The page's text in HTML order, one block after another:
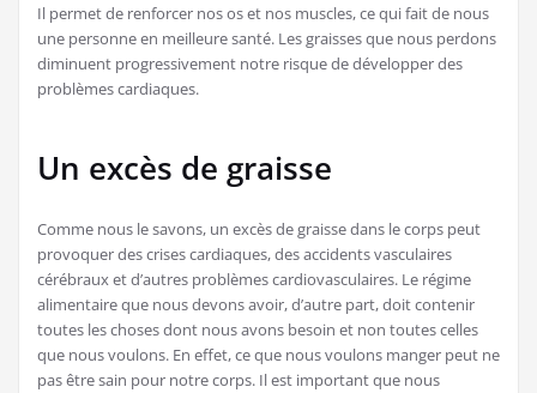
Il permet de renforcer nos os et nos muscles, ce qui fait de nous
une personne en meilleure santé. Les graisses que nous perdons
diminuent progressivement notre risque de développer des
problèmes cardiaques.
Un excès de graisse
Comme nous le savons, un excès de graisse dans le corps peut
provoquer des crises cardiaques, des accidents vasculaires
cérébraux et d’autres problèmes cardiovasculaires. Le régime
alimentaire que nous devons avoir, d’autre part, doit contenir
toutes les choses dont nous avons besoin et non toutes celles
que nous voulons. En effet, ce que nous voulons manger peut ne
pas être sain pour notre corps. Il est important que nous